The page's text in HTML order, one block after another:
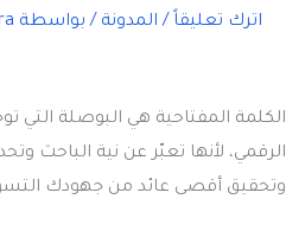
اترك تعليقاً / المدونة / بواسطة
الكلمة المفتاحية هي البوصلة التي
الرقمي، لأنها تعبّر عن نية الباحث
وتحقيق أقصى عائد من جهودك